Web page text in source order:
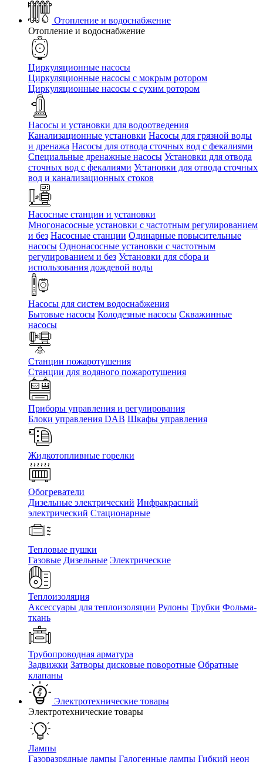
Отопление и водоснабжение
Отопление и водоснабжение
Циркуляционные насосы
Циркуляционные насосы с мокрым ротором
Циркуляционные насосы с сухим ротором
Насосы и установки для водоотведения
Канализационные установки Насосы для грязной воды
и дренажа Насосы для отвода сточных вод c фекалиями
Специальные дренажные насосы Установки для отвода
сточных вод c фекалиями Установки для отвода сточных
вод и канализационных стоков
Насосные станции и установки
Многонасосные установки с частотным регулированием
и без Насосные станции Одинарные повысительные
насосы Однонасосные установки с частотным
регулированием и без Установки для сбора и
использования дождевой воды
Насосы для систем водоснабжения
Бытовые насосы Колодезные насосы Скважинные
насосы
Станции пожаротушения
Станции для водяного пожаротушения
Приборы управления и регулирования
Блоки управления DAB Шкафы управления
Жидкотопливные горелки
Обогреватели
Дизельные электрический Инфракрасный
электрический Стационарные
Тепловые пушки
Газовые Дизельные Электрические
Теплоизоляция
Аксессуары для теплоизоляции Рулоны Трубки Фольма-
ткань
Трубопроводная арматура
Задвижки Затворы дисковые поворотные Обратные
клапаны
Электротехнические товары
Электротехнические товары
Лампы
Газоразрядные лампы Галогенные лампы Гибкий неон